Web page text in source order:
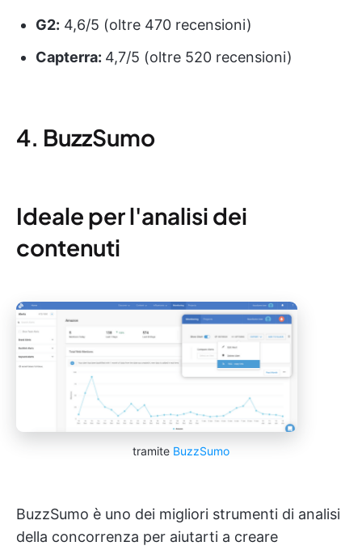
G2: 4,6/5 (oltre 470 recensioni)
Capterra: 4,7/5 (oltre 520 recensioni)
4. BuzzSumo
Ideale per l'analisi dei
contenuti
tramite BuzzSumo
BuzzSumo è uno dei migliori strumenti di analisi
della concorrenza per aiutarti a creare